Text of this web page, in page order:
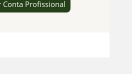
Conta Profissional